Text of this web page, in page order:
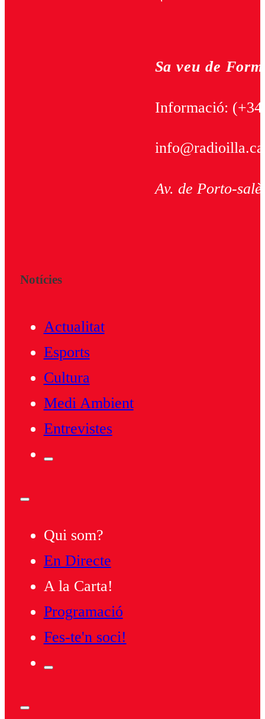
Sa veu de
Informació:
Av. de Porto-
Notícies
Actualitat
Esports
Cultura
Medi Ambient
Entrevistes
Qui som?
En Directe
A la Carta!
Programació
Fes-te'n soci!